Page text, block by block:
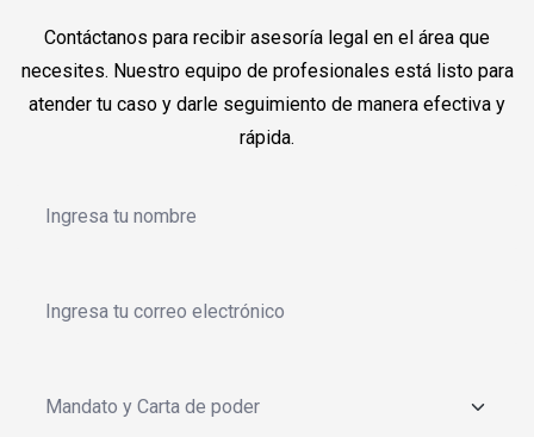
Contáctanos para recibir asesoría legal en el área que
necesites. Nuestro equipo de profesionales está listo para
atender tu caso y darle seguimiento de manera efectiva y
rápida.